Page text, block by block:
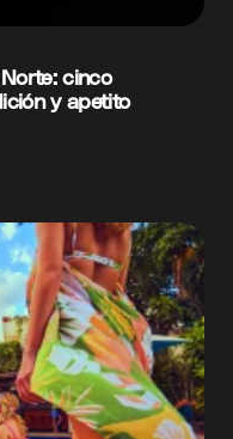
cinco
y apetito